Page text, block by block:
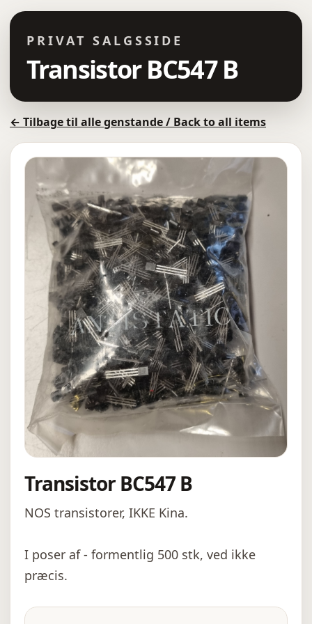
PRIVAT SALGSSIDE
Transistor BC547 B
← Tilbage til alle genstande / Back to all items
Transistor BC547 B
NOS transistorer, IKKE Kina.
I poser af - formentlig 500 stk, ved ikke
præcis.